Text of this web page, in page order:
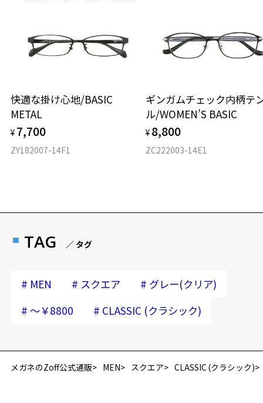
快適な掛け心地/BASIC
METAL
¥ 7,700
ZY182007-14F1
ギンガムチェック内柄テ
ル/WOMEN’S BASIC
¥ 8,800
ZC222003-14E1
TAG ／ タグ
# MEN # スクエア # グレー(クリア)
# ～￥8800 # CLASSIC (クラシック)
メガネのZoff公式通販 MEN スクエア CLASSIC (クラシック)